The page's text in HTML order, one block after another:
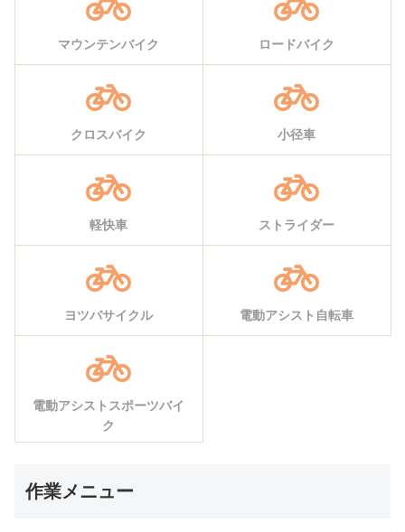
マウンテンバイク ロードバイク
クロスバイク 小径車
軽快車 ストライダー
ヨツバサイクル 電動アシスト自転車
電動アシストスポーツバイ
ク
作業メニュー